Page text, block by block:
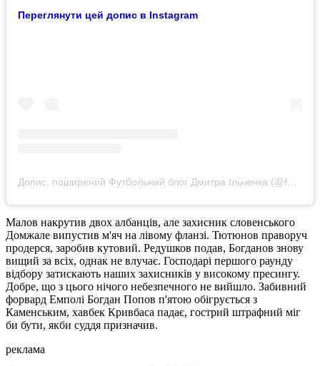
Переглянути цей допис в Instagram
Малов накрутив двох албанців, але захисник словенського
Домжале випустив м'яч на лівому фланзі. Тютюнов праворуч
продерся, заробив кутовий. Редушков подав, Богданов знову
вищий за всіх, однак не влучає. Господарі першого раунду
відбору затискають наших захисників у високому пресингу.
Добре, що з цього нічого небезпечного не вийшло. Забивний
форвард Емполі Богдан Попов п'ятою обігрується з
Каменським, хавбек Кривбаса падає, гострий штрафний міг
би бути, якби суддя призначив.
реклама